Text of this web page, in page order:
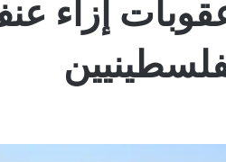
إزاء